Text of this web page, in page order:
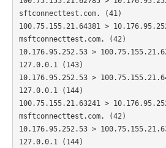
sftconnecttest.com. (41)
100.75.155.21.64381 >
msftconnecttest.com. (42)
10.176.95.252.53 >
127.0.0.1 (143)
10.176.95.252.53 >
127.0.0.1 (144)
100.75.155.21.63241 >
msftconnecttest.com. (42)
10.176.95.252.53 >
127.0.0.1 (144)